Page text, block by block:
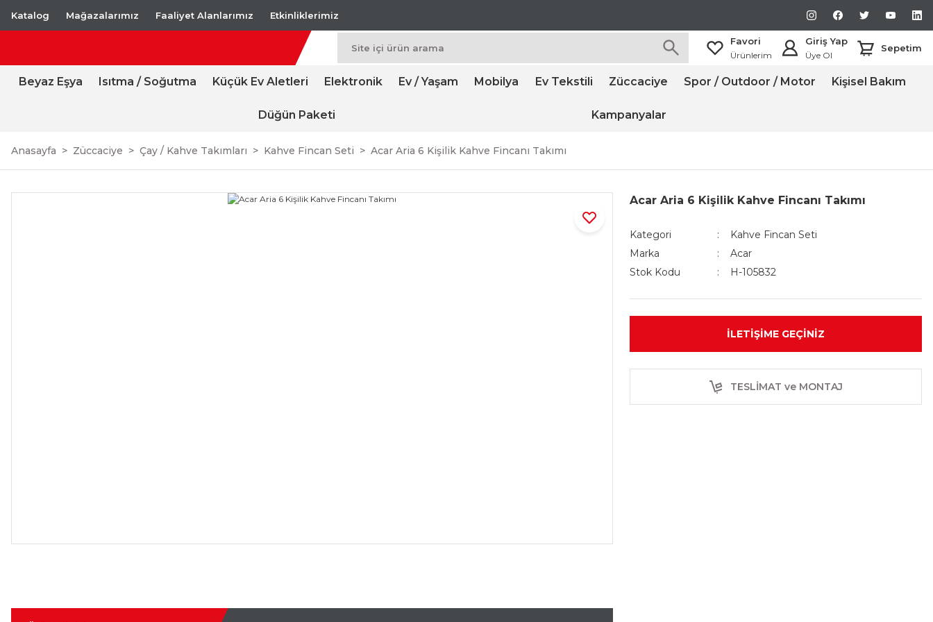
Katalog Mağazalarımız Faaliyet Alanlarımız Etkinliklerimiz
Favori
Ürünlerim
Giriş Yap
Üye Ol
Sepetim
Beyaz Eşya Isıtma / Soğutma Küçük Ev Aletleri Elektronik Ev / Yaşam Mobilya Ev Tekstili Züccaciye Spor / Outdoor / Motor Kişisel Bakım
Düğün Paketi Kampanyalar
Anasayfa Züccaciye Çay / Kahve Takımları Kahve Fincan Seti Acar Aria 6 Kişilik Kahve Fincanı Takımı
Acar Aria 6 Kişilik Kahve Fincanı Takımı
Kategori
Kahve Fincan Seti
Marka
Acar
Stok Kodu
H-105832
İLETIŞIME GEÇINIZ
TESLİMAT ve MONTAJ